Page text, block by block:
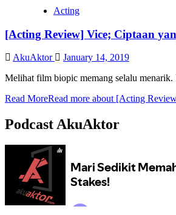
Acting
[Acting Review] Vice; Ciptaan
AkuAktor
January 14, 2019
Melihat film biopic memang selalu menarik.
Read MoreRead more about [Acting
Podcast AkuAktor